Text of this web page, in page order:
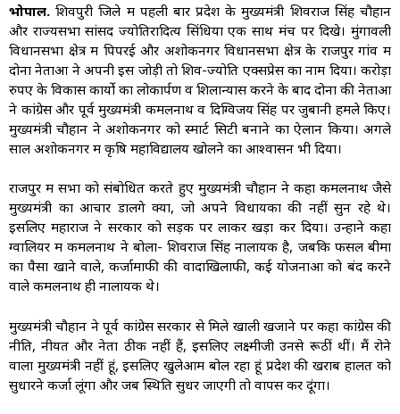
भोपाल. शिवपुरी जिले में पहली बार प्रदेश के मुख्यमंत्री शिवराज सिंह चौहान
और राज्यसभा सांसद ज्योतिरादित्य सिंधिया एक साथ मंच पर दिखे। मुंगावली
विधानसभा क्षेत्र में पिपरई और अशोकनगर विधानसभा क्षेत्र के राजपुर गांव में
दोनों नेताओं ने अपनी इस जोड़ी तो शिव-ज्योति एक्सप्रेस का नाम दिया। करोड़ों
रुपए के विकास कार्यो का लोकार्पण व शिलान्यास करने के बाद दोनों की नेताओं
ने कांग्रेस और पूर्व मुख्यमंत्री कमलनाथ व दिग्विजय सिंह पर जुबानी हमले किए।
मुख्यमंत्री चौहान ने अशोकनगर को स्मार्ट सिटी बनाने का ऐलान किया। अगले
साल अशोकनगर में कृषि महाविद्यालय खोलने का आश्वासन भी दिया।
राजपुर में सभा को संबोधित करते हुए मुख्यमंत्री चौहान ने कहा कमलनाथ जैसे
मुख्यमंत्री का आचार डालेंगे क्या, जो अपने विधायकों की नहीं सुन रहे थे।
इसलिए महाराज ने सरकार को सड़क पर लाकर खड़ा कर दिया। उन्होंने कहा
ग्वालियर में कमलनाथ ने बोला- शिवराज सिंह नालायक है, जबकि फसल बीमा
का पैसा खाने वाले, कर्जामाफी की वादाखिलाफी, कई योजनाओं को बंद करने
वाले कमलनाथ ही नालायक थे।
मुख्यमंत्री चौहान ने पूर्व कांग्रेस सरकार से मिले खाली खजाने पर कहा कांग्रेस की
नीति, नीयत और नेता ठीक नहीं हैं, इसलिए लक्ष्मीजी उनसे रूठीं थीं। मैं रोने
वाला मुख्यमंत्री नहीं हूं, इसलिए खुलेआम बोल रहा हूं प्रदेश की खराब हालत को
सुधारने कर्जा लूंगा और जब स्थिति सुधर जाएगी तो वापस कर दूंगा।